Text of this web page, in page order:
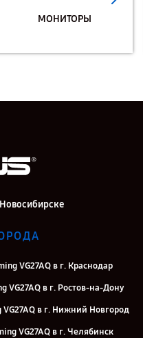
МОНИТОРЫ
VG27AQ в г. Краснодар
VG27AQ в г. Ростов-на-Дону
в г. Нижний Новгород
VG27AQ в г. Челябинск